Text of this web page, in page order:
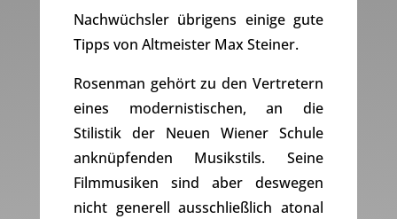
Nachwüchsler übrigens einige gute
Tipps von Altmeister Max Steiner.
Rosenman gehört zu den Vertretern
eines modernistischen, an die
Stilistik der Neuen Wiener Schule
anknüpfenden Musikstils. Seine
Filmmusiken sind aber deswegen
nicht generell ausschließlich atonal